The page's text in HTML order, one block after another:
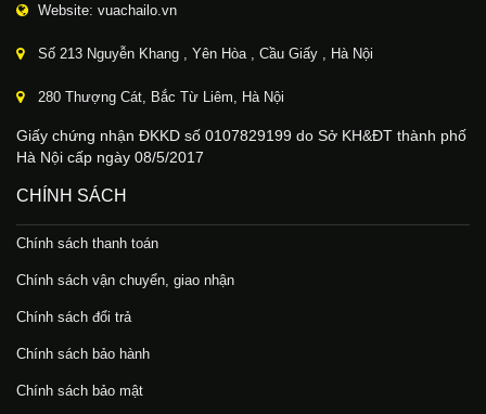
Website: vuachailo.vn
Số 213 Nguyễn Khang , Yên Hòa , Cầu Giấy , Hà Nội
280 Thượng Cát, Bắc Từ Liêm, Hà Nội
Giấy chứng nhận ĐKKD số 0107829199 do Sở KH&ĐT thành phố
Hà Nội cấp ngày 08/5/2017
CHÍNH SÁCH
Chính sách thanh toán
Chính sách vận chuyển, giao nhận
Chính sách đổi trả
Chính sách bảo hành
Chính sách bảo mật